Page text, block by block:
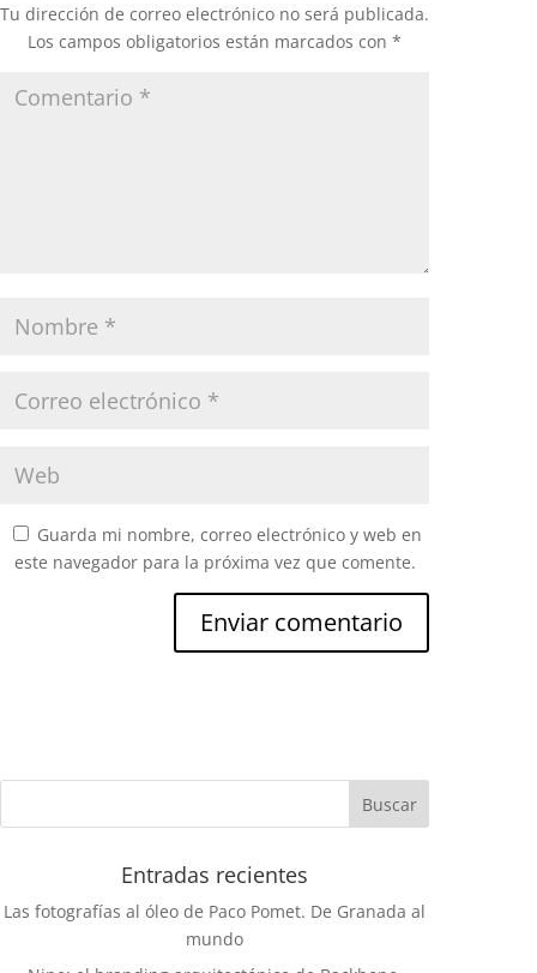
Tu dirección de correo electrónico no será publicada.
Los campos obligatorios están marcados con*
Guarda mi nombre, correo electrónico y web en
este navegador para la próxima vez que comente.
Entradas recientes
Las fotografías al óleo de Paco Pomet. De Granada al
mundo